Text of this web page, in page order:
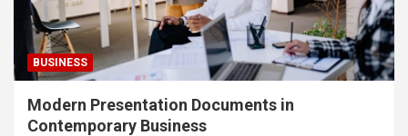
BUSINESS
Modern Presentation Documents in
Contemporary Business